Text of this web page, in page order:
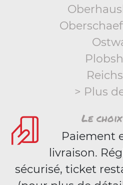
> Plus
Le
Paiement
livraison.
sécurisé, ticket